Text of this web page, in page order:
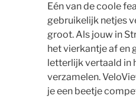
Eén van de coole
gebruikelijk netjes
groot. Als jouw in
het vierkantje af en
letterlijk vertaald in
verzamelen.
je een beetje